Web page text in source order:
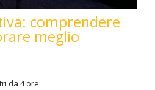
comprendere
meglio
da 4 ore